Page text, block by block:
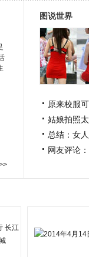
图说世界
原来校服
姑娘拍照
总结：女
网友评论